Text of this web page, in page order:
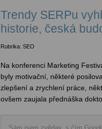
Trendy SERPu
historie, česká
Rubrika: SEO
Na konferenci Marketing
byly motivační, některé
zlepšení a zrychlení práce,
ovšem zaujala přednáška